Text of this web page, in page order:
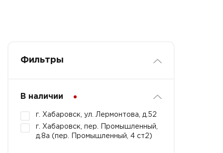
Фильтры
В наличии
г. Хабаровск, ул. Лермонтова, д.52
г. Хабаровск, пер. Промышленный,
д.8а (пер. Промышленный, 4 ст2)